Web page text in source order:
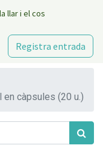
llar i el cos
Registra entrada
càpsules (20 u.)